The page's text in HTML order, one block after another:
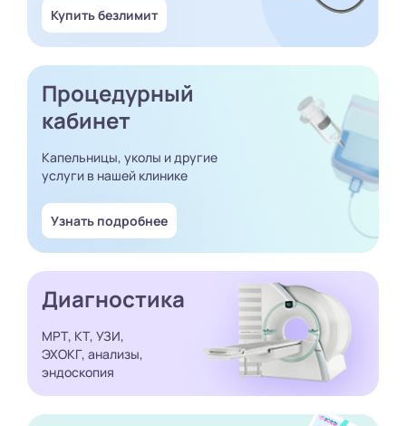
Купить безлимит
Процедурный
кабинет
Капельницы, уколы и другие
услуги в нашей клинике
Узнать подробнее
Диагностика
МРТ, КТ, УЗИ,
ЭХОКГ, анализы,
эндоскопия